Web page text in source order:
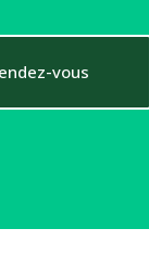
vous